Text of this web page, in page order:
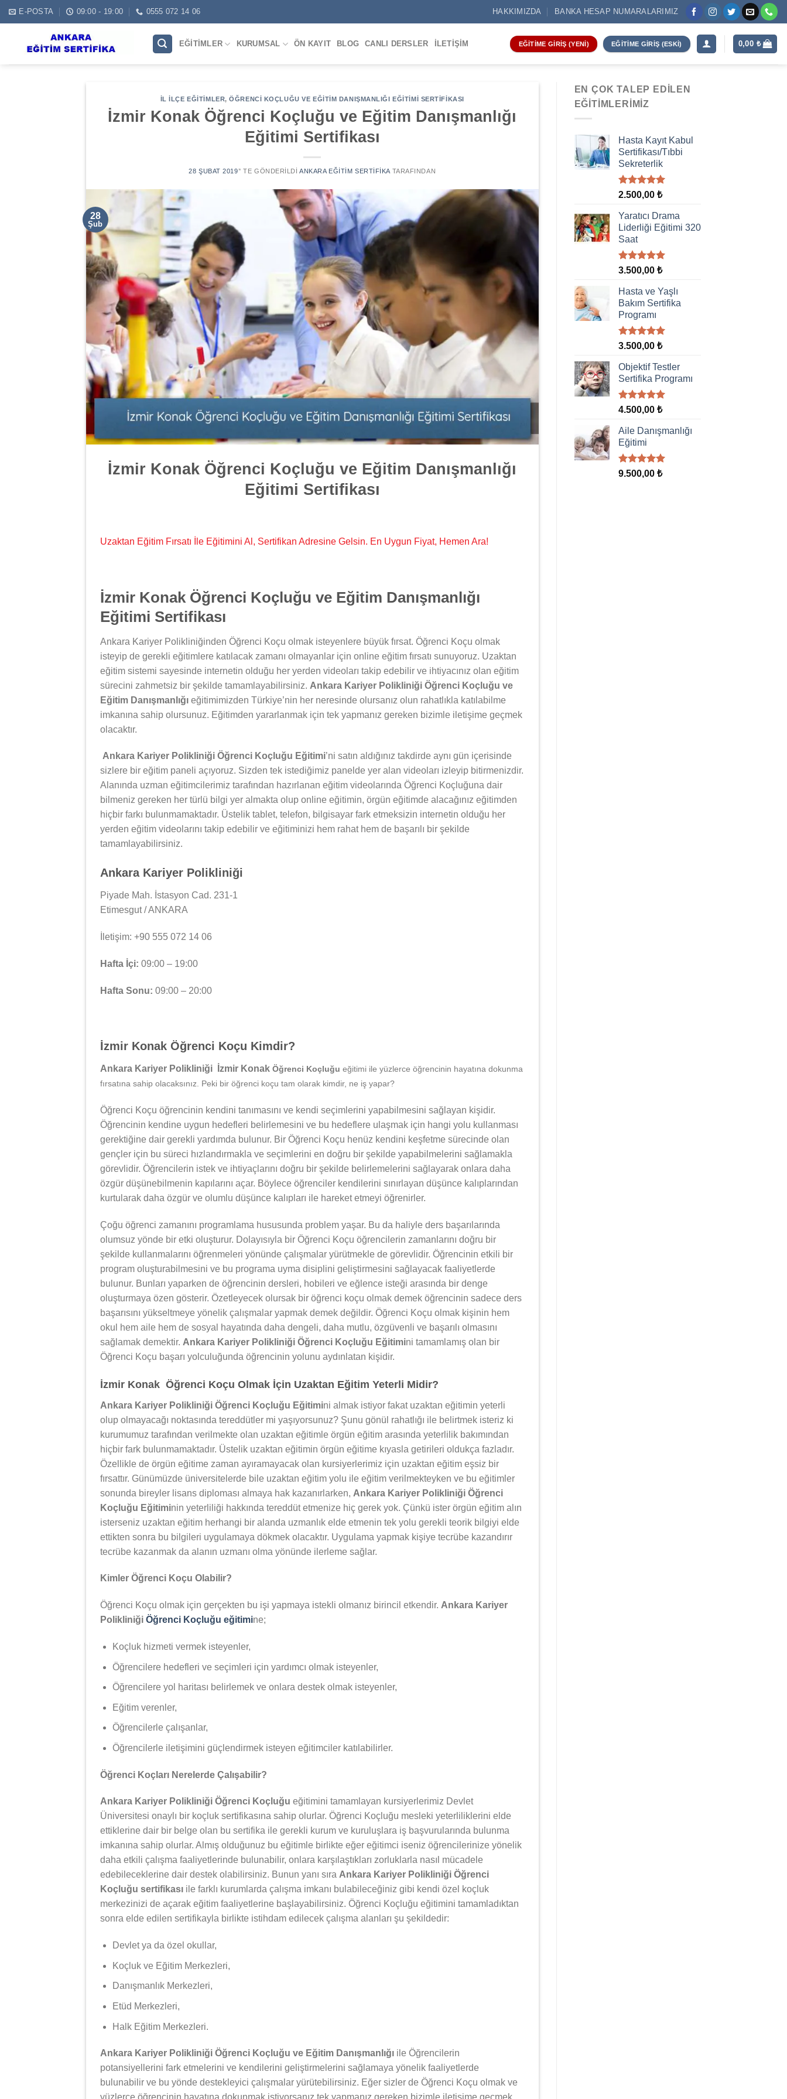
Skip
to
E-POSTA 09:00 - 19:00 0555 072 14 06 HAKKIMIZDA BANKA HESAP NUMARALARIMIZ
EĞITIMLER KURUMSAL ÖN KAYIT BLOG CANLI DERSLER İLETIŞIM EĞITIME GIRIŞ (YENI) EĞITIME GIRIŞ (ESKI) 0,00 ₺
İL İLÇE EĞITIMLER,ÖĞRENCI KOÇLUĞU VE EĞITIM DANIŞMANLIĞI EĞITIMI SERTIFIKASI
İzmir Konak Öğrenci Koçluğu ve Eğitim Danışmanlığı
Eğitimi Sertifikası
28 ŞUBAT 2019’' TE GÖNDERILDI ANKARA EĞITIM SERTIFIKA TARAFINDAN
28
Şub
İzmir Konak Öğrenci Koçluğu ve Eğitim Danışmanlığı
Eğitimi Sertifikası
Uzaktan Eğitim Fırsatı İle Eğitimini Al, Sertifikan Adresine Gelsin. En Uygun Fiyat, Hemen Ara!
İzmir Konak Öğrenci Koçluğu ve Eğitim Danışmanlığı
Eğitimi Sertifikası
Ankara Kariyer Polikliniğinden Öğrenci Koçu olmak isteyenlere büyük fırsat. Öğrenci Koçu olmak
isteyip de gerekli eğitimlere katılacak zamanı olmayanlar için online eğitim fırsatı sunuyoruz. Uzaktan
eğitim sistemi sayesinde internetin olduğu her yerden videoları takip edebilir ve ihtiyacınız olan eğitim
sürecini zahmetsiz bir şekilde tamamlayabilirsiniz. Ankara Kariyer Polikliniği Öğrenci Koçluğu ve
Eğitim Danışmanlığı eğitimimizden Türkiye’nin her neresinde olursanız olun rahatlıkla katılabilme
imkanına sahip olursunuz. Eğitimden yararlanmak için tek yapmanız gereken bizimle iletişime geçmek
olacaktır.
Ankara Kariyer Polikliniği Öğrenci Koçluğu Eğitimi’ni satın aldığınız takdirde aynı gün içerisinde
sizlere bir eğitim paneli açıyoruz. Sizden tek istediğimiz panelde yer alan videoları izleyip bitirmenizdir.
Alanında uzman eğitimcilerimiz tarafından hazırlanan eğitim videolarında Öğrenci Koçluğuna dair
bilmeniz gereken her türlü bilgi yer almakta olup online eğitimin, örgün eğitimde alacağınız eğitimden
hiçbir farkı bulunmamaktadır. Üstelik tablet, telefon, bilgisayar fark etmeksizin internetin olduğu her
yerden eğitim videolarını takip edebilir ve eğitiminizi hem rahat hem de başarılı bir şekilde
tamamlayabilirsiniz.
Ankara Kariyer Polikliniği
Piyade Mah. İstasyon Cad. 231-1
Etimesgut / ANKARA
İletişim: +90 555 072 14 06
Hafta İçi: 09:00 – 19:00
Hafta Sonu: 09:00 – 20:00
İzmir Konak Öğrenci Koçu Kimdir?
Ankara Kariyer Polikliniği İzmir Konak Öğrenci Koçluğu eğitimi ile yüzlerce öğrencinin hayatına dokunma
fırsatına sahip olacaksınız. Peki bir öğrenci koçu tam olarak kimdir, ne iş yapar?
Öğrenci Koçu öğrencinin kendini tanımasını ve kendi seçimlerini yapabilmesini sağlayan kişidir.
Öğrencinin kendine uygun hedefleri belirlemesini ve bu hedeflere ulaşmak için hangi yolu kullanması
gerektiğine dair gerekli yardımda bulunur. Bir Öğrenci Koçu henüz kendini keşfetme sürecinde olan
gençler için bu süreci hızlandırmakla ve seçimlerini en doğru bir şekilde yapabilmelerini sağlamakla
görevlidir. Öğrencilerin istek ve ihtiyaçlarını doğru bir şekilde belirlemelerini sağlayarak onlara daha
özgür düşünebilmenin kapılarını açar. Böylece öğrenciler kendilerini sınırlayan düşünce kalıplarından
kurtularak daha özgür ve olumlu düşünce kalıpları ile hareket etmeyi öğrenirler.
Çoğu öğrenci zamanını programlama hususunda problem yaşar. Bu da haliyle ders başarılarında
olumsuz yönde bir etki oluşturur. Dolayısıyla bir Öğrenci Koçu öğrencilerin zamanlarını doğru bir
şekilde kullanmalarını öğrenmeleri yönünde çalışmalar yürütmekle de görevlidir. Öğrencinin etkili bir
program oluşturabilmesini ve bu programa uyma disiplini geliştirmesini sağlayacak faaliyetlerde
bulunur. Bunları yaparken de öğrencinin dersleri, hobileri ve eğlence isteği arasında bir denge
oluşturmaya özen gösterir. Özetleyecek olursak bir öğrenci koçu olmak demek öğrencinin sadece ders
başarısını yükseltmeye yönelik çalışmalar yapmak demek değildir. Öğrenci Koçu olmak kişinin hem
okul hem aile hem de sosyal hayatında daha dengeli, daha mutlu, özgüvenli ve başarılı olmasını
sağlamak demektir. Ankara Kariyer Polikliniği Öğrenci Koçluğu Eğitimini tamamlamış olan bir
Öğrenci Koçu başarı yolculuğunda öğrencinin yolunu aydınlatan kişidir.
İzmir Konak Öğrenci Koçu Olmak İçin Uzaktan Eğitim Yeterli Midir?
Ankara Kariyer Polikliniği Öğrenci Koçluğu Eğitimini almak istiyor fakat uzaktan eğitimin yeterli
olup olmayacağı noktasında tereddütler mi yaşıyorsunuz? Şunu gönül rahatlığı ile belirtmek isteriz ki
kurumumuz tarafından verilmekte olan uzaktan eğitimle örgün eğitim arasında yeterlilik bakımından
hiçbir fark bulunmamaktadır. Üstelik uzaktan eğitimin örgün eğitime kıyasla getirileri oldukça fazladır.
Özellikle de örgün eğitime zaman ayıramayacak olan kursiyerlerimiz için uzaktan eğitim eşsiz bir
fırsattır. Günümüzde üniversitelerde bile uzaktan eğitim yolu ile eğitim verilmekteyken ve bu eğitimler
sonunda bireyler lisans diploması almaya hak kazanırlarken, Ankara Kariyer Polikliniği Öğrenci
Koçluğu Eğitiminin yeterliliği hakkında tereddüt etmenize hiç gerek yok. Çünkü ister örgün eğitim alın
isterseniz uzaktan eğitim herhangi bir alanda uzmanlık elde etmenin tek yolu gerekli teorik bilgiyi elde
ettikten sonra bu bilgileri uygulamaya dökmek olacaktır. Uygulama yapmak kişiye tecrübe kazandırır
tecrübe kazanmak da alanın uzmanı olma yönünde ilerleme sağlar.
Kimler Öğrenci Koçu Olabilir?
Öğrenci Koçu olmak için gerçekten bu işi yapmaya istekli olmanız birincil etkendir. Ankara Kariyer
Polikliniği Öğrenci Koçluğu eğitimine;
Koçluk hizmeti vermek isteyenler,
Öğrencilere hedefleri ve seçimleri için yardımcı olmak isteyenler,
Öğrencilere yol haritası belirlemek ve onlara destek olmak isteyenler,
Eğitim verenler,
Öğrencilerle çalışanlar,
Öğrencilerle iletişimini güçlendirmek isteyen eğitimciler katılabilirler.
Öğrenci Koçları Nerelerde Çalışabilir?
Ankara Kariyer Polikliniği Öğrenci Koçluğu eğitimini tamamlayan kursiyerlerimiz Devlet
Üniversitesi onaylı bir koçluk sertifikasına sahip olurlar. Öğrenci Koçluğu mesleki yeterliliklerini elde
ettiklerine dair bir belge olan bu sertifika ile gerekli kurum ve kuruluşlara iş başvurularında bulunma
imkanına sahip olurlar. Almış olduğunuz bu eğitimle birlikte eğer eğitimci iseniz öğrencilerinize yönelik
daha etkili çalışma faaliyetlerinde bulunabilir, onlara karşılaştıkları zorluklarla nasıl mücadele
edebileceklerine dair destek olabilirsiniz. Bunun yanı sıra Ankara Kariyer Polikliniği Öğrenci
Koçluğu sertifikası ile farklı kurumlarda çalışma imkanı bulabileceğiniz gibi kendi özel koçluk
merkezinizi de açarak eğitim faaliyetlerine başlayabilirsiniz. Öğrenci Koçluğu eğitimini tamamladıktan
sonra elde edilen sertifikayla birlikte istihdam edilecek çalışma alanları şu şekildedir:
Devlet ya da özel okullar,
Koçluk ve Eğitim Merkezleri,
Danışmanlık Merkezleri,
Etüd Merkezleri,
Halk Eğitim Merkezleri.
Ankara Kariyer Polikliniği Öğrenci Koçluğu ve Eğitim Danışmanlığı ile Öğrencilerin
potansiyellerini fark etmelerini ve kendilerini geliştirmelerini sağlamaya yönelik faaliyetlerde
bulunabilir ve bu yönde destekleyici çalışmalar yürütebilirsiniz. Eğer sizler de Öğrenci Koçu olmak ve
EN ÇOK TALEP EDILEN
EĞITIMLERIMIZ
Hasta Kayıt Kabul
Sertifikası/Tıbbi
Sekreterlik
5 üzerinden
oy
aldı
2.500,00 ₺
Yaratıcı Drama
Liderliği Eğitimi 320
Saat
5 üzerinden
oy
aldı
3.500,00 ₺
Hasta ve Yaşlı
Bakım Sertifika
Programı
5 üzerinden
oy
aldı
3.500,00 ₺
Objektif Testler
Sertifika Programı
5 üzerinden
oy
aldı
4.500,00 ₺
Aile Danışmanlığı
Eğitimi
5 üzerinden
oy
9.500,00 ₺